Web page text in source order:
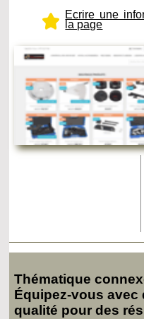
Ecrire une
la page
Thématique
Équipez-vous avec
qualité pour des